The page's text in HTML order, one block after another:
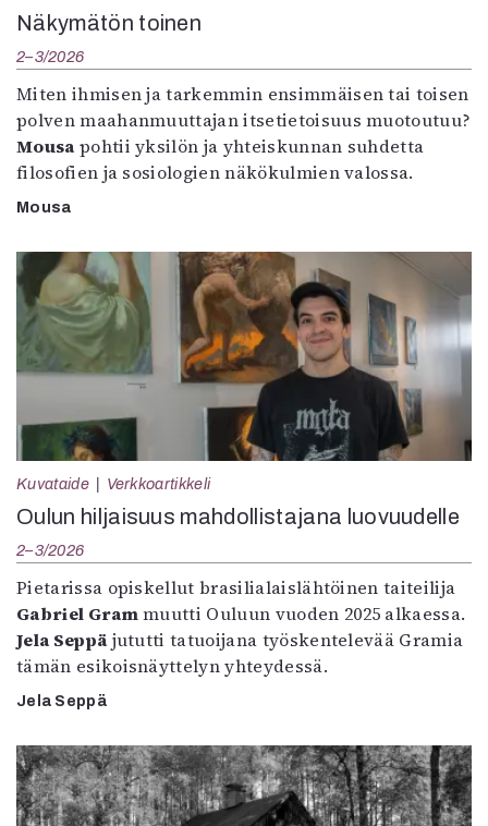
Näkymätön toinen
2–3/2026
Miten ihmisen ja tarkemmin ensimmäisen tai toisen
polven maahanmuuttajan itsetietoisuus muotoutuu?
Mousa pohtii yksilön ja yhteiskunnan suhdetta
filosofien ja sosiologien näkökulmien valossa.
Mousa
Kuvataide Verkkoartikkeli
Oulun hiljaisuus mahdollistajana luovuudelle
2–3/2026
Pietarissa opiskellut brasilialaislähtöinen taiteilija
Gabriel Grammuutti Ouluun vuoden 2025 alkaessa.
Jela Seppä jututti tatuoijana työskentelevää Gramia
tämän esikoisnäyttelyn yhteydessä.
Jela Seppä